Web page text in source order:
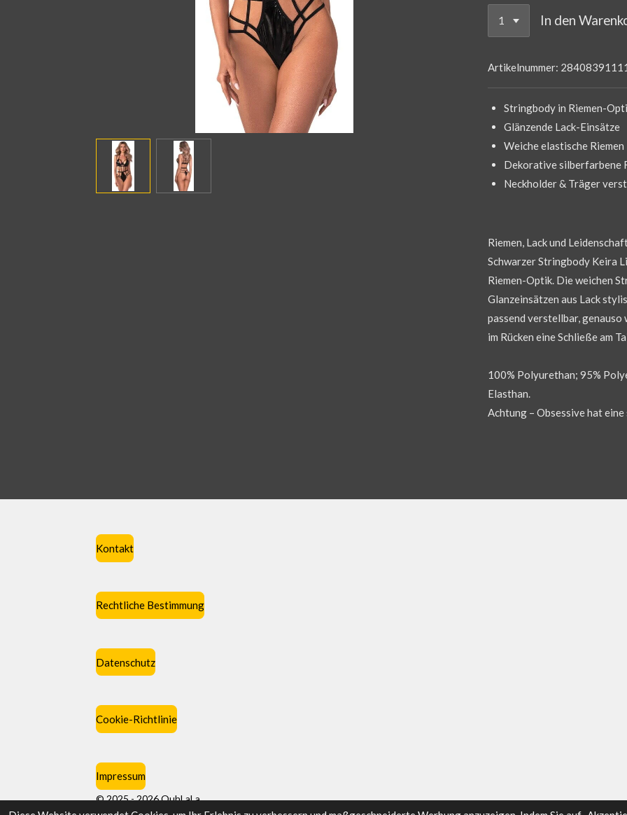
In den
Artikelnummer:
Stringbody in Riemen-
Glänzende Lack-Einsätze
Weiche elastische Riemen
Dekorative silberfarbene
Neckholder & Träger
Riemen, Lack und
Schwarzer Stringbody Keira
Riemen-Optik. Die weichen
Glanzeinsätzen aus Lack
passend verstellbar, genauso
im Rücken eine Schließe am
100% Polyurethan; 95%
Elasthan.
Achtung – Obsessive hat
Kontakt
Rechtliche Bestimmung
Datenschutz
Cookie-Richtlinie
Impressum
© 2025 - 2026 OuhLaLa